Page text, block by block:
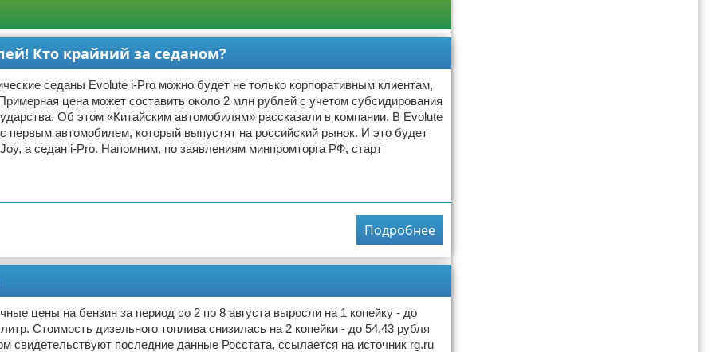
Кто крайний за седаном?
седаны Evolute i-Pro можно будет не только корпоративным клиентам,
цена может составить около 2 млн рублей с учетом субсидирования
Об этом «Китайским автомобилям» рассказали в компании. В Evolute
первым автомобилем, который выпустят на российский рынок. И это будет
а седан i-Pro. Напомним, по заявлениям минпромторга РФ, старт
Подробнее
цены на бензин за период со 2 по 8 августа выросли на 1 копейку - до
Стоимость дизельного топлива снизилась на 2 копейки - до 54,43 рубля
свидетельствуют последние данные Росстата, ссылается на источник rg.ru